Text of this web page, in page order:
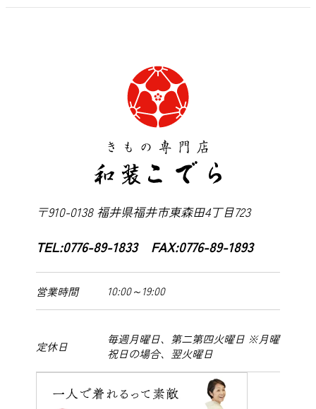
〒910-0138 福井県福井市東森田4丁目723
TEL:0776-89-1833 FAX:0776-89-1893
営業時間 10:00～19:00
定休日
毎週月曜日、第二第四火曜日 ※月曜
祝日の場合、翌火曜日